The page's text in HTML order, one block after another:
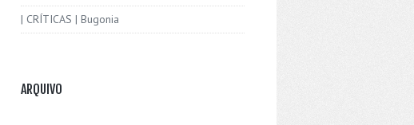
| CRÍTICAS | Bugonia
ARQUIVO